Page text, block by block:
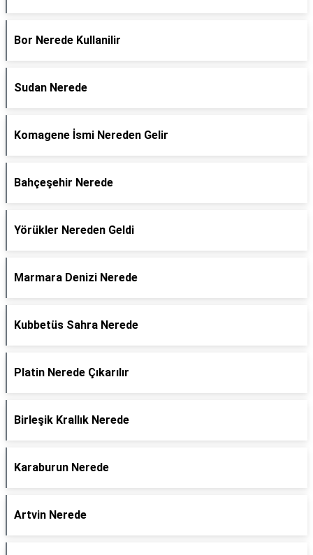
Bor Nerede Kullanilir
Sudan Nerede
Komagene İsmi Nereden Gelir
Bahçeşehir Nerede
Yörükler Nereden Geldi
Marmara Denizi Nerede
Kubbetüs Sahra Nerede
Platin Nerede Çıkarılır
Birleşik Krallık Nerede
Karaburun Nerede
Artvin Nerede